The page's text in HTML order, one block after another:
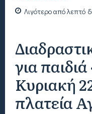
Λιγότερο απόλεπτό
για
Κυριακή
πλατεία